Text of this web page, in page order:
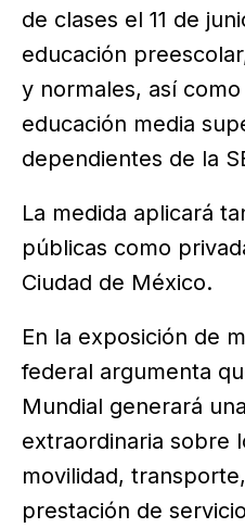
de clases el 11 de
educación
y normales, así
educación media
dependientes de la
La medida aplicará
públicas como
Ciudad de México.
En la exposición de
federal argumenta
Mundial generará
extraordinaria sobre
movilidad,
prestación de